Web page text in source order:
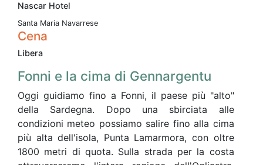
Nascar Hotel
Santa Maria Navarrese
Cena
Libera
Fonni e la cima di Gennargentu
Oggi guidiamo fino a Fonni, il paese più "alto"
della Sardegna. Dopo una sbirciata alle
condizioni meteo possiamo salire fino alla cima
più alta dell'isola, Punta Lamarmora, con oltre
1800 metri di quota. Sulla strada per la costa